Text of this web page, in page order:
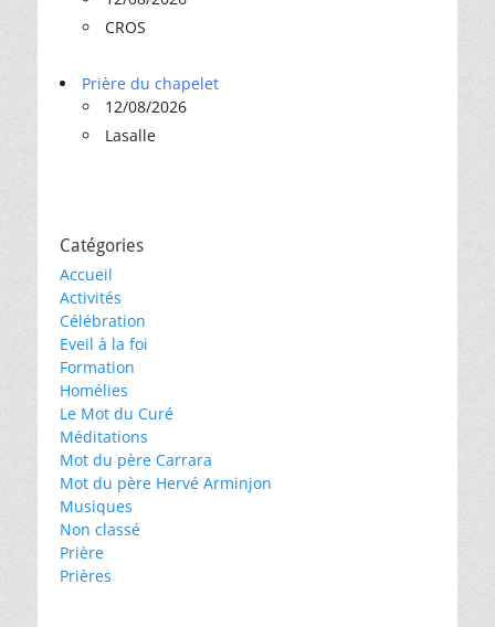
CROS
Prière du chapelet
12/08/2026
Lasalle
Catégories
Accueil
Activités
Célébration
Eveil à la foi
Formation
Homélies
Le Mot du Curé
Méditations
Mot du père Carrara
Mot du père Hervé Arminjon
Musiques
Non classé
Prière
Prières